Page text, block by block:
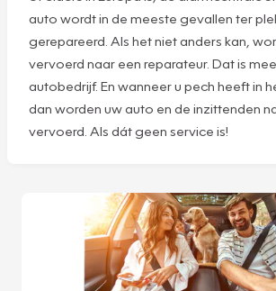
auto wordt in de meeste gevallen ter
gerepareerd. Als het niet anders kan,
vervoerd naar een reparateur. Dat is
autobedrijf. En wanneer u pech heeft in
dan worden uw auto en de inzittenden
vervoerd. Als dát geen service is!